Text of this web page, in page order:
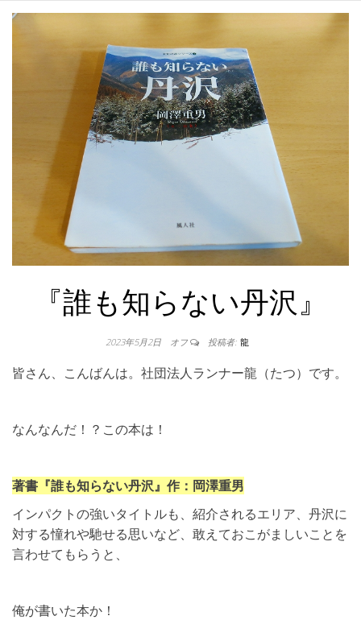
『誰も知らない丹沢』
2023年5月2日 オフ 投稿者: 龍
皆さん、こんばんは。社団法人ランナー龍（たつ）です。
なんなんだ！？この本は！
著書『誰も知らない丹沢』作：岡澤重男
インパクトの強いタイトルも、紹介されるエリア、丹沢に
対する憧れや馳せる思いなど、敢えておこがましいことを
言わせてもらうと、
俺が書いた本か！